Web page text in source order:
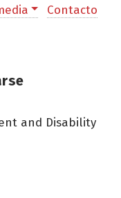
Contacto
and Disability